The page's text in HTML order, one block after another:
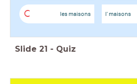
C les maisons l' maisons
Slide 21 - Quiz